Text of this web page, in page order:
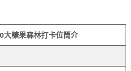
大糖果森林打卡位簡介